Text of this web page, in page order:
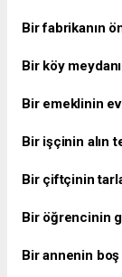
Bir fabrikanın
Bir köy
Bir emeklinin
Bir işçinin alın
Bir çiftçinin
Bir öğrencinin
Bir annenin